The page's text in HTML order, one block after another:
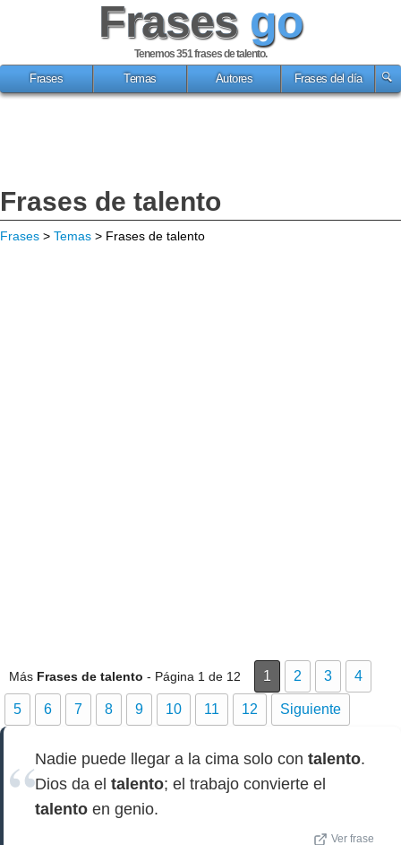
Frases go
Tenemos 351frases de talento.
Frases
Temas Autores Frases del día
Frases de talento
Frases > Temas > Frases de talento
Más Frases de talento - Página 1 de 12 1 2 3 4
5 6 7 8 9 10 11 12 Siguiente
Nadie puede llegar a la cima solo con talento.
Dios da el talento; el trabajo convierte el
talento en genio.
Ver frase